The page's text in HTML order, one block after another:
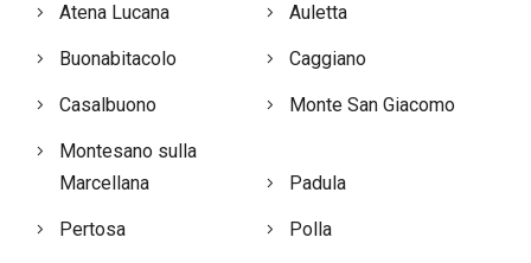
Atena Lucana Auletta
Buonabitacolo Caggiano
Casalbuono Monte San Giacomo
Montesano sulla
Marcellana
Padula
Pertosa Polla